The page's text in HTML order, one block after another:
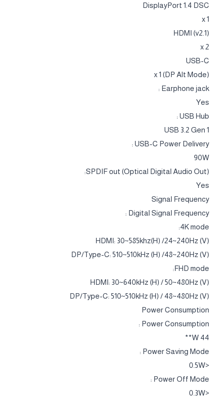
DisplayPort 1.4 DSC
x 1
HDMI (v2.1)
x 2
USB-C
x 1 (DP Alt Mode)
Earphone jack :
Yes
USB Hub :
USB 3.2 Gen 1
USB-C Power Delivery :
90W
SPDIF out (Optical Digital Audio Out):
Yes
Signal Frequency
Digital Signal Frequency :
4K mode:
HDMI: 30~585khz(H) /24~240Hz (V)
DP/Type-C: 510~510kHz (H) /48~240Hz (V)
FHD mode:
HDMI: 30~640kHz (H) / 50~480Hz (V)
DP/Type-C: 510~510kHz (H) / 48~480Hz (V)
Power Consumption
Power Consumption :
44 W**
Power Saving Mode :
<0.5W
Power Off Mode :
<0.3W